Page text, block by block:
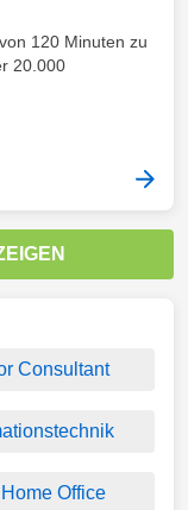
120 Minuten zu
20.000
Consultant
Home Office